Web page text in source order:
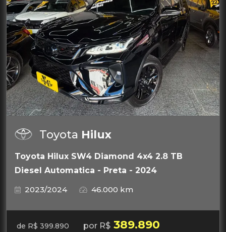
Toyota Hilux
Toyota Hilux SW4 Diamond 4x4 2.8 TB
Diesel Automatica - Preta - 2024
2023/2024
46.000 km
de R$ 399.890 por R$ 389.890